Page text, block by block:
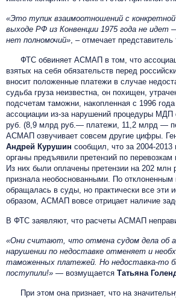
«Это тупик взаимоотношений с конкретной
выходе РФ из Конвенции 1975 года не
нет полномочий» , – отмечает
ФТС обвиняет АСМАП в том, что
взятых на себя обязательств перед
вносит положенные платежи в случае
судьба груза неизвестна, он похищен,
подсчетам таможни, накопленная с 1996
ассоциации из-за нарушений процедуры МДП
руб. (8,9 млрд руб.— платежи, 11,2 млрд —
АСМАП озвучивает совсем другие цифры.
Андрей Курушин сообщил, что за 2004-
органы предъявили претензий по
Из них были оплачены претензии на 202
признала необоснованными. По
обращалась в суды, но практически все эти
образом, АСМАП вовсе отрицает наличие
В ФТС заявляют, что расчеты АСМАП
«Они считают, что отмена судом дела об
нарушении по недоставке отменяет и
таможенных платежей. Но недоставка-то
поступили!» — возмущается Татьяна
При этом она признает, что на